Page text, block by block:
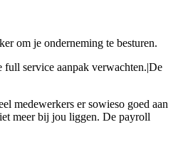
om je onderneming te besturen.
service aanpak verwachten.|De
medewerkers er sowieso goed aan
meer bij jou liggen. De payroll